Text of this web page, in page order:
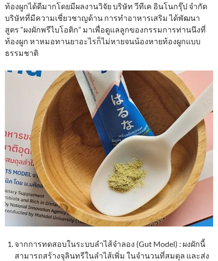
ท้องผูกได้ดีมากโดยมีผลงานวิจัย บริษัท วีทีเค อินโนกรุ๊ป จำกัด
บริษัทที่มีความเชี่ยวชาญด้าน การทำอาหารเสริม ได้พัฒนา
สูตร “ผงผักพรีไบโอติก” มาเพื่อดูแลลูกของกรรมการท่านนึงที่
ท้องผูก หาหมอทานยาอะไรก็ไม่หายจนน้องหายท้องผูกแบบ
ธรรมชาติ
จากการทดสอบในระบบลำไส้จำลอง (Gut Model) : ผงผักนี้
สามารถสร้างจุลินทรีในลำไส้เพิ่ม ในจำนวนที่สมดุล และส่ง